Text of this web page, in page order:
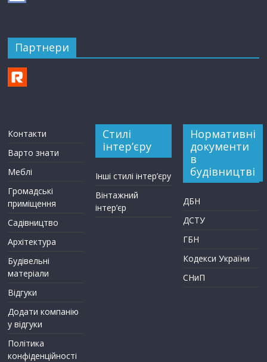
Партнери
Контакти
Варто знати
Меблі
Громадські
приміщення
Садівництво
Архітектура
Будівельні
матеріали
Відгуки
Додати компанію
у відгуки
Політика
конфіденційності
Стилі
інтер’єру
Інші стилі інтер’єру
Вінтажний
інтер’єр
Нормативні
документи
в
будівництві
ДБН
ДСТУ
ГБН
Кодекси України
СНиП